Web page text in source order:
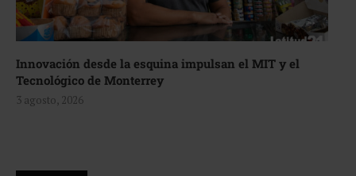
Innovación desde la esquina impulsan el MIT y el
Tecnológico de Monterrey
3 agosto, 2026